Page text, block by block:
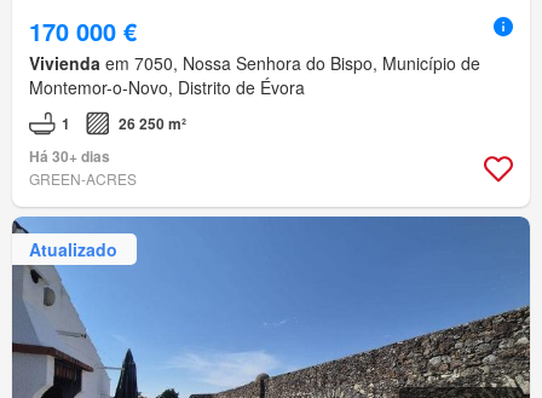
170 000 €
Vivienda em 7050, Nossa Senhora do Bispo, Município de
Montemor-o-Novo, Distrito de Évora
1
26 250 m²
Há 30+ dias
GREEN-ACRES
Atualizado